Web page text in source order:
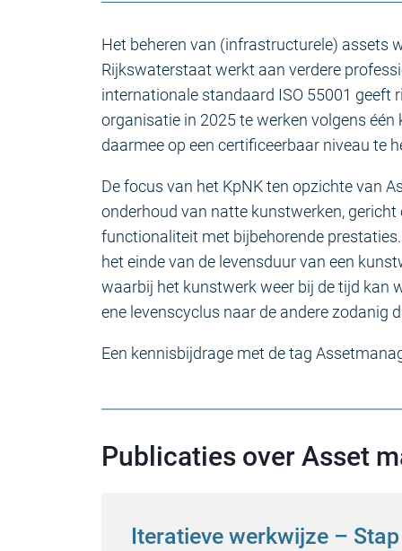
Het beheren van (infrastructurele) assets
Rijkswaterstaat werkt aan verdere
internationale standaard ISO 55001 geeft
organisatie in 2025 te werken volgens
daarmee op een certificeerbaar niveau te
De focus van het KpNK ten opzichte van
onderhoud van natte kunstwerken,
functionaliteit met bijbehorende
het einde van de levensduur van een
waarbij het kunstwerk weer bij de tijd kan
ene levenscyclus naar de andere zodanig
Een kennisbijdrage met de tag
Publicaties over Asset
Iteratieve werkwijze –